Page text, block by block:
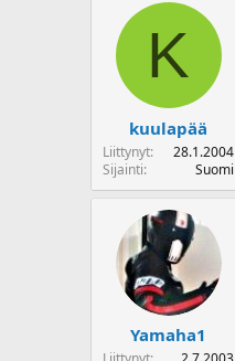
K
kuulapää
Liittynyt
28.1.2004
Sijainti
Suomi
Yamaha1